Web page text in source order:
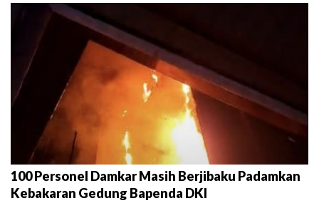
100 Personel Damkar Masih Berjibaku Padamkan
Kebakaran Gedung Bapenda DKI